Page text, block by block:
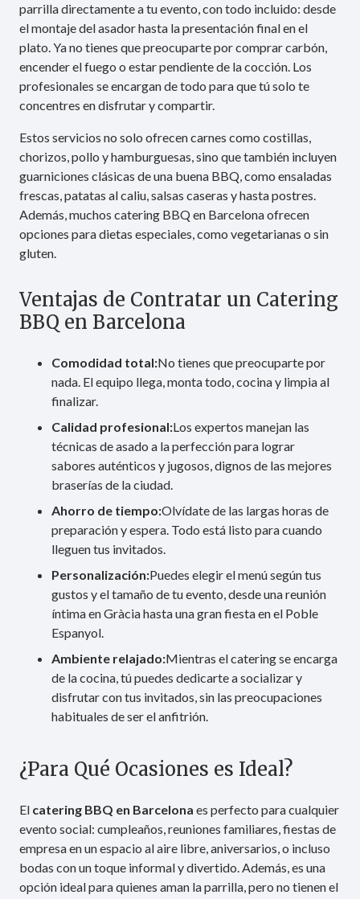
parrilla directamente a tu evento, con todo incluido: desde
el montaje del asador hasta la presentación final en el
plato. Ya no tienes que preocuparte por comprar carbón,
encender el fuego o estar pendiente de la cocción. Los
profesionales se encargan de todo para que tú solo te
concentres en disfrutar y compartir.
Estos servicios no solo ofrecen carnes como costillas,
chorizos, pollo y hamburguesas, sino que también incluyen
guarniciones clásicas de una buena BBQ, como ensaladas
frescas, patatas al caliu, salsas caseras y hasta postres.
Además, muchos catering BBQ en Barcelona ofrecen
opciones para dietas especiales, como vegetarianas o sin
gluten.
Ventajas de Contratar un Catering
BBQ en Barcelona
Comodidad total:No tienes que preocuparte por
nada. El equipo llega, monta todo, cocina y limpia al
finalizar.
Calidad profesional:Los expertos manejan las
técnicas de asado a la perfección para lograr
sabores auténticos y jugosos, dignos de las mejores
braserías de la ciudad.
Ahorro de tiempo:Olvídate de las largas horas de
preparación y espera. Todo está listo para cuando
lleguen tus invitados.
Personalización:Puedes elegir el menú según tus
gustos y el tamaño de tu evento, desde una reunión
íntima en Gràcia hasta una gran fiesta en el Poble
Espanyol.
Ambiente relajado:Mientras el catering se encarga
de la cocina, tú puedes dedicarte a socializar y
disfrutar con tus invitados, sin las preocupaciones
habituales de ser el anfitrión.
¿Para Qué Ocasiones es Ideal?
El catering BBQ en Barcelona es perfecto para cualquier
evento social: cumpleaños, reuniones familiares, fiestas de
empresa en un espacio al aire libre, aniversarios, o incluso
bodas con un toque informal y divertido. Además, es una
opción ideal para quienes aman la parrilla, pero no tienen el